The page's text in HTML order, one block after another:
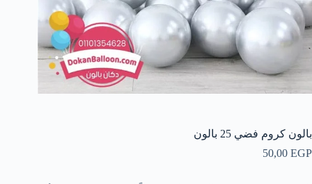
بالون كروم فضي 25 بالون
50,00 EGP